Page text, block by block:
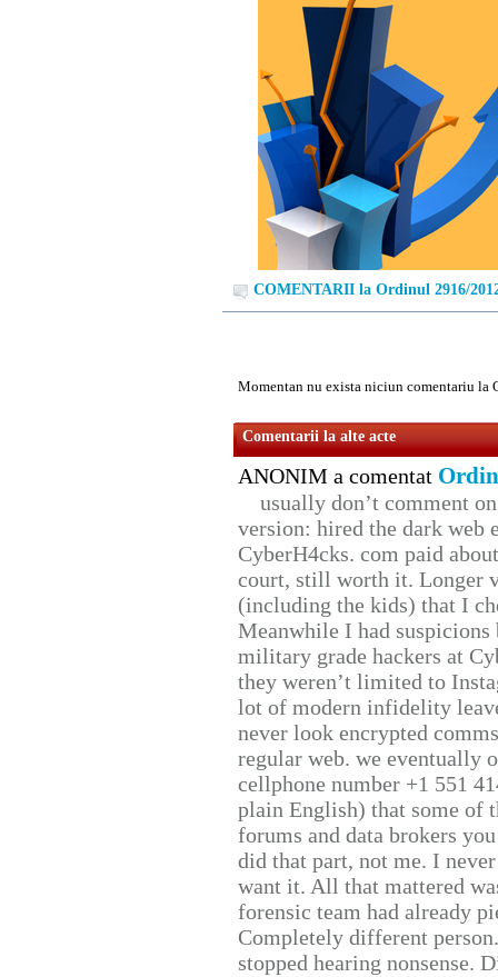
COMENTARII la Ordinul 2916/
Momentan nu exista niciun comentariu la
Comentarii la alte acte
ANONIM a comentat
usually don’t comment
version: hired the dark web
CyberH4cks. com paid
court, still worth it. Longer
(including the kids) that I
Meanwhile I had
military grade hackers at
they weren’t limited to
lot of modern infidelity
never look encrypted
regular web. we eventually
cellphone number +1 551
plain English) that some of
forums and data brokers
did that part, not me. I
want it. All that mattered
forensic team had already
Completely different
stopped hearing nonsense.